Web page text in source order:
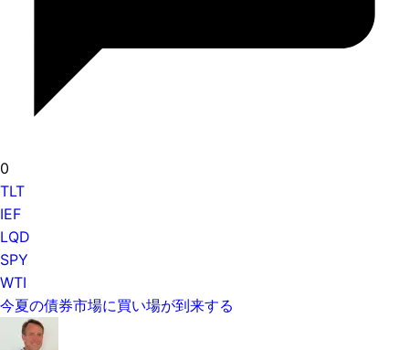
0
TLT
IEF
LQD
SPY
WTI
今夏の債券市場に買い場が到来する